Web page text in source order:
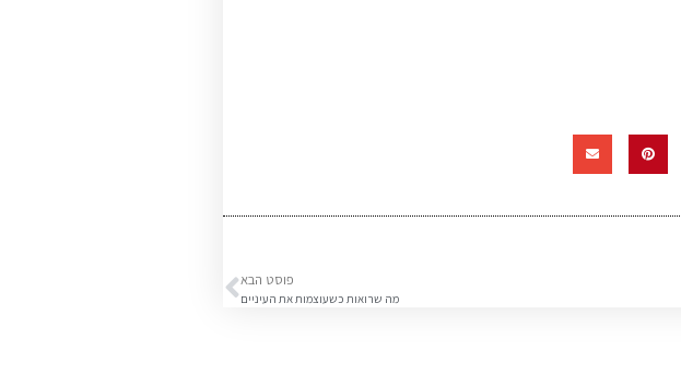
פוסט הבא
מה שרואות כשעוצמות את העיניים